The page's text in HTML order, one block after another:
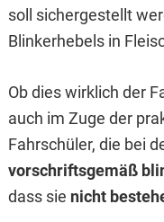
soll sichergestellt
Blinkerhebels in
Ob dies wirklich der
auch im Zuge der
Fahrschüler, die bei
vorschriftsgemäß
dass sie nicht